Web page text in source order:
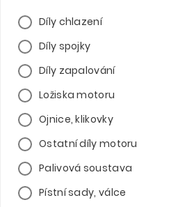
Díly chlazení
Díly spojky
Díly zapalování
Ložiska motoru
Ojnice, klikovky
Ostatní díly motoru
Palivová soustava
Pístní sady, válce